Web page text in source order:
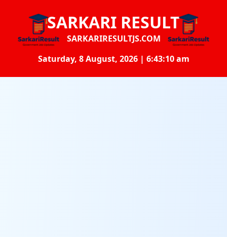
SARKARI RESULT
SARKARIRESULTJS.COM
Saturday, 8 August, 2026 | 6:43:11 am